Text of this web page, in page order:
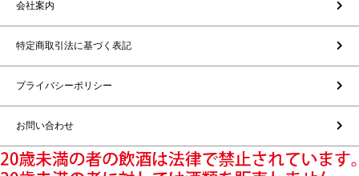
会社案内
特定商取引法に基づく表記
プライバシーポリシー
お問い合わせ